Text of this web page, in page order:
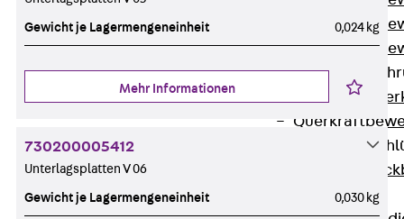
Zurück
FERBOX®
Gewicht je Lagermengeneinheit 0,024 kg
Mehr Informationen
730200005412
Unterlagsplatten V 06
Gewicht je Lagermengeneinheit 0,030 kg